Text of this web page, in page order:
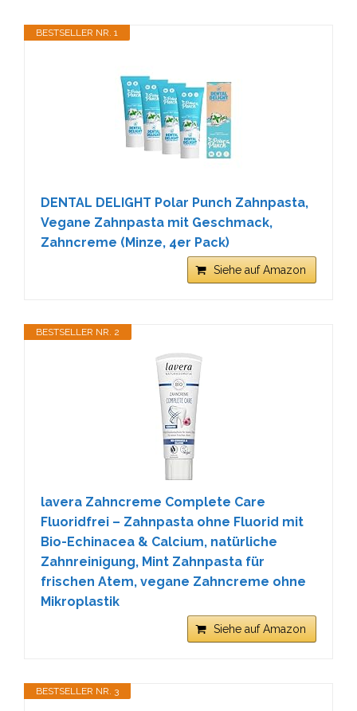
BESTSELLER NR. 1
DENTAL DELIGHT Polar Punch Zahnpasta,
Vegane Zahnpasta mit Geschmack,
Zahncreme (Minze, 4er Pack)
Siehe auf Amazon
BESTSELLER NR. 2
lavera Zahncreme Complete Care
Fluoridfrei – Zahnpasta ohne Fluorid mit
Bio-Echinacea & Calcium, natürliche
Zahnreinigung, Mint Zahnpasta für
frischen Atem, vegane Zahncreme ohne
Mikroplastik
Siehe auf Amazon
BESTSELLER NR. 3